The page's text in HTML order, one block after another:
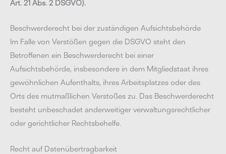
Art. 21 Abs. 2 DSGVO).
Beschwerderecht bei der zuständigen Aufsichtsbehörde
Im Falle von Verstößen gegen die DSGVO steht den
Betroffenen ein Beschwerderecht bei einer
Aufsichtsbehörde, insbesondere in dem Mitgliedstaat ihres
gewöhnlichen Aufenthalts, ihres Arbeitsplatzes oder des
Orts des mutmaßlichen Verstoßes zu. Das Beschwerderecht
besteht unbeschadet anderweitiger verwaltungsrechtlicher
oder gerichtlicher Rechtsbehelfe.
Recht auf Datenübertragbarkeit